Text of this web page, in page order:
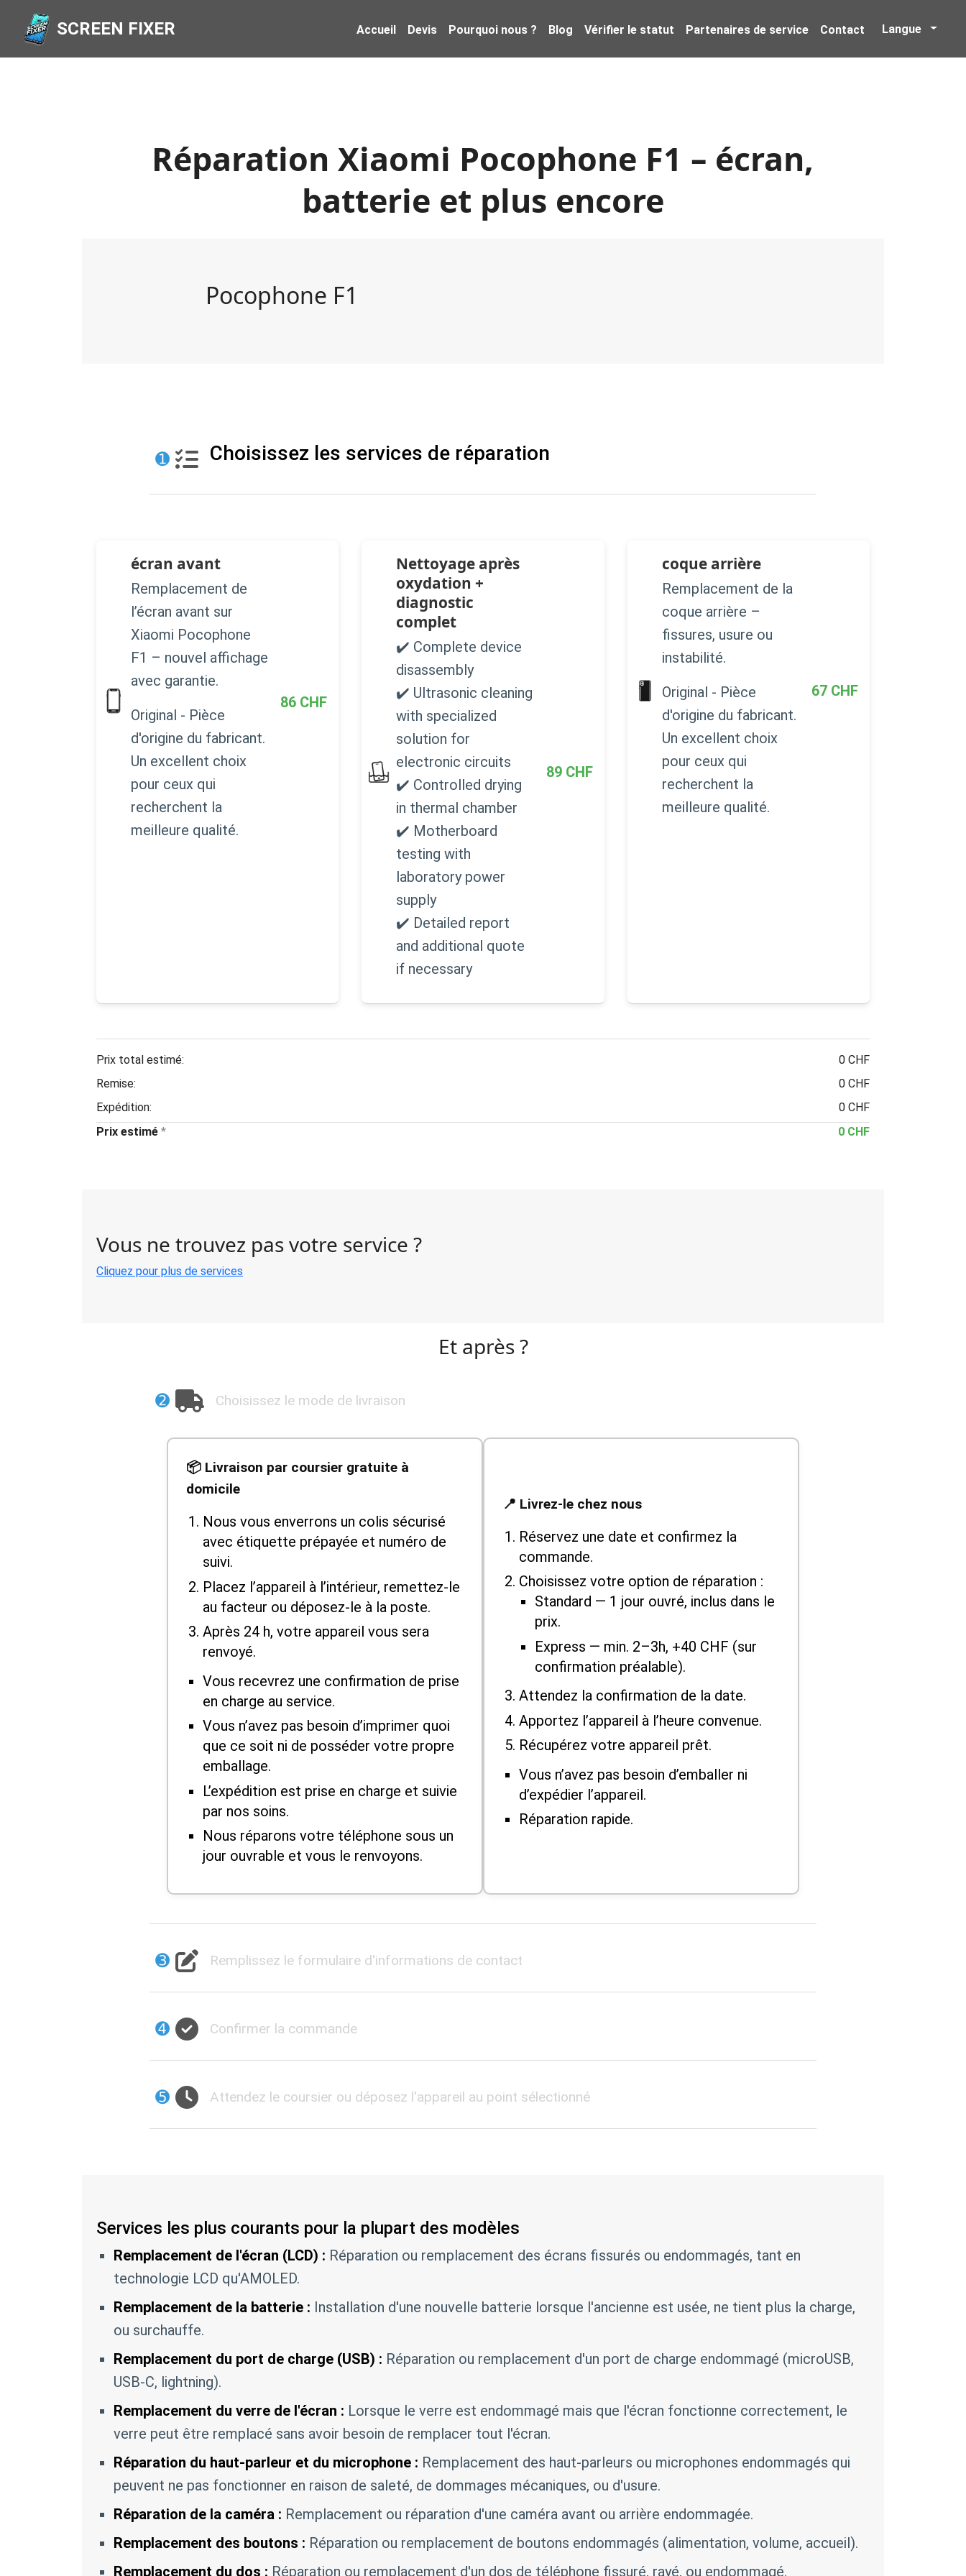
SCREEN FIXER Accueil Devis Pourquoi nous ? Blog Vérifier le statut Partenaires de service Contact Langue
Réparation Xiaomi Pocophone F1 – écran,
batterie et plus encore
Pocophone F1
➊ Choisissez les services de réparation
écran avant
Remplacement de
l’écran avant sur
Xiaomi Pocophone
F1 – nouvel affichage
avec garantie.
Original - Pièce
d'origine du fabricant.
Un excellent choix
pour ceux qui
recherchent la
meilleure qualité.
86 CHF
Nettoyage après
oxydation +
diagnostic
complet
✔️ Complete device
disassembly
✔️ Ultrasonic cleaning
with specialized
solution for
electronic circuits
✔️ Controlled drying
in thermal chamber
✔️ Motherboard
testing with
laboratory power
supply
✔️ Detailed report
and additional quote
if necessary
89CHF
coque arrière
Remplacement de la
coque arrière –
fissures, usure ou
instabilité.
Original - Pièce
d'origine du fabricant.
Un excellent choix
pour ceux qui
recherchent la
meilleure qualité.
67CHF
Prix total estimé:
0 CHF
Remise:
0 CHF
Expédition:
0 CHF
Prix estimé * 0 CHF
Vous ne trouvez pas votre service ?
Cliquez pour plus de services
Et après ?
➋ Choisissez le mode de livraison
📦 Livraison par coursier gratuite à
domicile
Nous vous enverrons un colis sécurisé
avec étiquette prépayée et numéro de
suivi.
Placez l’appareil à l’intérieur, remettez-le
au facteur ou déposez-le à la poste.
Après 24 h, votre appareil vous sera
renvoyé.
Vous recevrez une confirmation de prise
en charge au service.
Vous n’avez pas besoin d’imprimer quoi
que ce soit ni de posséder votre propre
emballage.
L’expédition est prise en charge et suivie
par nos soins.
Nous réparons votre téléphone sous un
jour ouvrable et vous le renvoyons.
📍 Livrez-le chez nous
Réservez une date et confirmez la
commande.
Choisissez votre option de réparation :
Standard — 1 jour ouvré, inclus dans le
prix.
Express — min. 2–3h, +40 CHF (sur
confirmation préalable).
Attendez la confirmation de la date.
Apportez l’appareil à l’heure convenue.
Récupérez votre appareil prêt.
Vous n’avez pas besoin d’emballer ni
d’expédier l’appareil.
Réparation rapide.
➌ Remplissez le formulaire d'informations de contact
➍ Confirmer la commande
➎ Attendez le coursier ou déposez l'appareil au point sélectionné
Services les plus courants pour la plupart des modèles
Remplacement de l'écran (LCD) : Réparation ou remplacement des écrans fissurés ou endommagés, tant en
technologie LCD qu'AMOLED.
Remplacement de la batterie : Installation d'une nouvelle batterie lorsque l'ancienne est usée, ne tient plus la charge,
ou surchauffe.
Remplacement du port de charge (USB) : Réparation ou remplacement d'un port de charge endommagé (microUSB,
USB-C, lightning).
Remplacement du verre de l'écran : Lorsque le verre est endommagé mais que l'écran fonctionne correctement, le
verre peut être remplacé sans avoir besoin de remplacer tout l'écran.
Réparation du haut-parleur et du microphone : Remplacement des haut-parleurs ou microphones endommagés qui
peuvent ne pas fonctionner en raison de saleté, de dommages mécaniques, ou d'usure.
Réparation de la caméra : Remplacement ou réparation d'une caméra avant ou arrière endommagée.
Remplacement des boutons : Réparation ou remplacement de boutons endommagés (alimentation, volume, accueil).
Remplacement du dos : Réparation ou remplacement d'un dos de téléphone fissuré, rayé, ou endommagé.